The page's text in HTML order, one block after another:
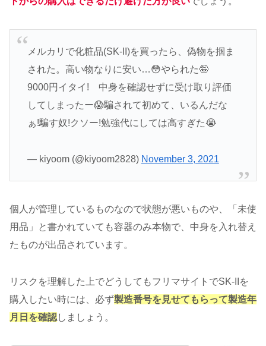
メルカリで化粧品(SK-II)を買ったら、偽物を掴ま
された。高い物なりに安い…😳やられた🤪
9000円イタイ! 中身を確認せずに受け取り評価
してしまったー😱騙されて初めて、いるんだな
ぁ!騙す奴!クソー!勉強代にしては高すぎた😭
— kiyoom (@kiyoom2828) November 3, 2021
個人が管理しているものなので状態が悪いものや、「未使
用品」と書かれていても容器のみ本物で、中身を入れ替え
たものが出品されています。
リスクを理解した上でどうしてもフリマサイトでSK-IIを
購入したい時には、必ず製造番号を見せてもらって製造年
月日を確認しましょう。